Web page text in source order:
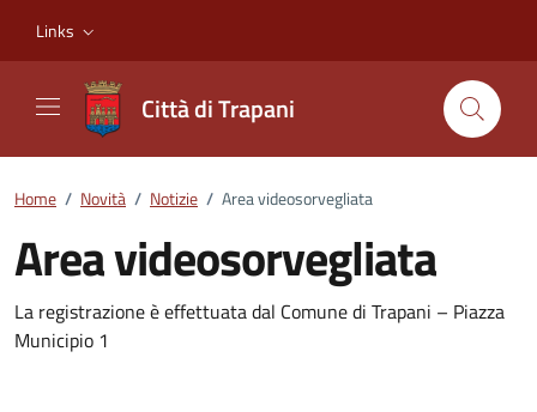
Links
Città di Trapani
Home / Novità / Notizie / Area videosorvegliata
Area videosorvegliata
Dettagli della notizia
La registrazione è effettuata dal Comune di Trapani – Piazza
Municipio 1